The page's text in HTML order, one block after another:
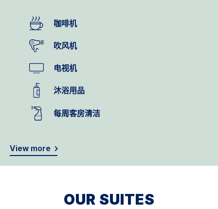
咖啡机
吹风机
电视机
沐浴用品
每周客房清洁
View more
OUR SUITES